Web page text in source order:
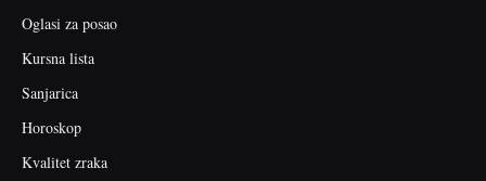
Oglasi za posao
Kursna lista
Sanjarica
Horoskop
Kvalitet zraka